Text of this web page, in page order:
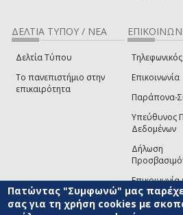
ΔΕΛΤΙΑ ΤΥΠΟΥ / ΝΕΑ
Δελτία Τύπου
Το πανεπιστήμιο στην
επικαιρότητα
Επικοινωνία
Παράπονα-
Υπεύθυνος
Δεδομένων
Δήλωση
Ανάπτυξης
Πατώντας "Συμφωνώ" μας
σας για τη χρήση cookies με